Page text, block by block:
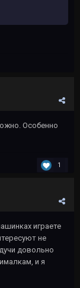
Особенно
1
играете
не
довольно
и я